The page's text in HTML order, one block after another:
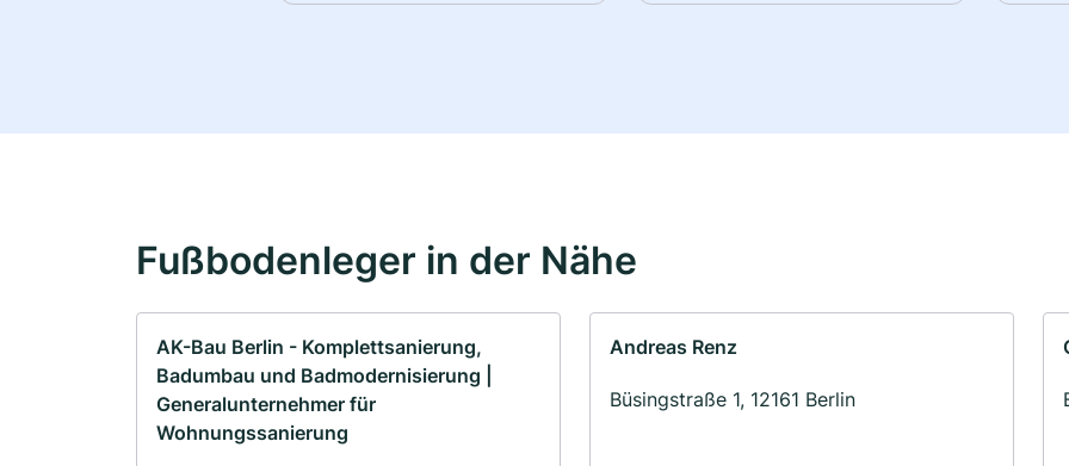
Fußbodenleger in der Nähe
AK-Bau Berlin - Komplettsanierung,
Badumbau und Badmodernisierung |
Generalunternehmer für
Wohnungssanierung
Andreas Renz
Büsingstraße 1, 12161 Berlin